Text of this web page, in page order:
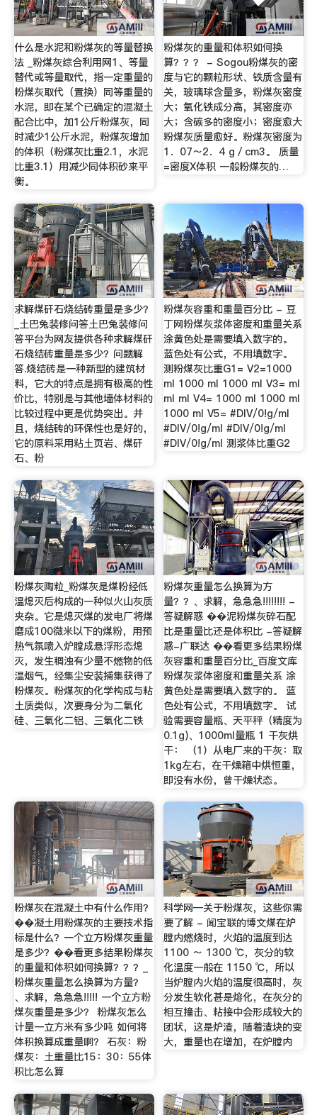
什么是水泥和粉煤灰的等量替换
法 _粉煤灰综合利用网1、等量
替代或等量取代，指一定重量的
粉煤灰取代（置换）同等重量的
水泥，即在某个已确定的混凝土
配合比中，加1公斤粉煤灰，同
时减少1公斤水泥，粉煤灰增加
的体积（粉煤灰比重2.1，水泥
比重3.1）用减少同体积砂来平
衡。
粉煤灰的重量和体积如何换
算？？？ - Sogou粉煤灰的密
度与它的颗粒形状、铁质含量有
关，玻璃球含量多，粉煤灰密度
大；氧化铁成分高，其密度亦
大；含碳多的密度小；密度愈大
粉煤灰质量愈好。粉煤灰密度为
1．07～2．4 g／cm3。 质量
=密度X体积 一般粉煤灰的…
求解煤矸石烧结砖重量是多少？
_土巴兔装修问答土巴兔装修问
答平台为网友提供各种求解煤矸
石烧结砖重量是多少？问题解
答.烧结砖是一种新型的建筑材
料，它大的特点是拥有极高的性
价比，特别是与其他墙体材料的
比较过程中更是优势突出。并
且，烧结砖的环保性也是好的，
它的原料采用粘土页岩、煤矸
石、粉
粉煤灰容重和重量百分比 - 豆
丁网粉煤灰浆体密度和重量关系
涂黄色处是需要填入数字的。
蓝色处有公式，不用填数字。
测粉煤灰比重G1= V2=1000
ml 1000 ml 1000 ml V3= ml
ml ml V4= 1000 ml 1000 ml
1000 ml V5= #DIV/0!g/ml
#DIV/0!g/ml #DIV/0!g/ml
#DIV/0!g/ml 测浆体比重G2
粉煤灰陶粒_粉煤灰是煤粉经低
温熄灭后构成的一种似火山灰质
夹杂。它是熄灭煤的发电厂将煤
磨成100微米以下的煤粉，用预
热气氛喷入炉膛成悬浮形态熄
灭，发生稠浊有少量不燃物的低
温烟气，经集尘安装捕集获得了
粉煤灰。粉煤灰的化学构成与粘
土质类似，次要身分为二氧化
硅、三氧化二铝、三氧化二铁
粉煤灰重量怎么换算为方
量？？、求解，急急急!!!!!!!! -
答疑解惑 ��泥粉煤灰碎石配
比是重量比还是体积比 -答疑解
惑-广联达 ��看更多结果粉煤
灰容重和重量百分比_百度文库
粉煤灰浆体密度和重量关系 涂
黄色处是需要填入数字的。 蓝
色处有公式，不用填数字。 试
验需要容量瓶、天平秤（精度为
0.1g)、1000ml量瓶 1 干灰烘
干： （1）从电厂来的干灰：取
1kg左右，在干燥箱中烘恒重，
即没有水份，曾干燥状态。
粉煤灰在混凝土中有什么作用？
��凝土用粉煤灰的主要技术指
标是什么？一个立方粉煤灰重量
是多少？��看更多结果粉煤灰
的重量和体积如何换算？？？_
粉煤灰重量怎么换算为方量？
、求解，急急急!!!!! 一个立方粉
煤灰重量是多少？ 粉煤灰怎么
计量一立方米有多少吨 如何将
体积换算成重量啊？ 石灰：粉
煤灰：土重量比15：30：55体
积比怎么算
科学网—关于粉煤灰，这些你需
要了解 - 闻宝联的博文煤在炉
膛内燃烧时，火焰的温度到达
1100 ～ 1300 ℃，灰分的软
化温度一般在 1150 ℃，所以
当炉膛内火焰的温度很高时，灰
分发生软化甚是熔化，在灰分的
相互撞击、粘接中会形成较大的
团状，这是炉渣，随着渣块的变
大，重量也在增加，在炉膛内